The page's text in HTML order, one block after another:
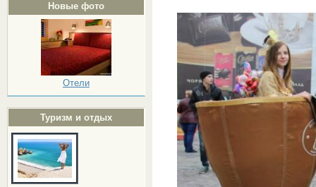
Новые фото
Отели
Туризм и отдых